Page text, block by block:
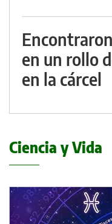
en un rollo
en la cárcel
Ciencia y Vida